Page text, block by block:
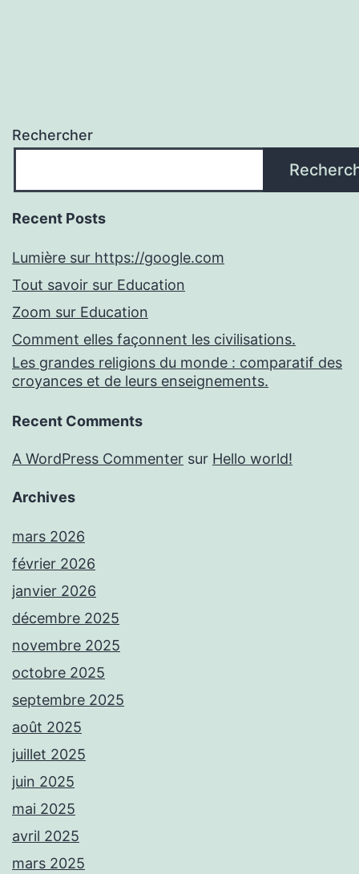
Rechercher
Recent Posts
Lumière sur https://google.com
Tout savoir sur Education
Zoom sur Education
Comment elles façonnent les civilisations.
Les grandes religions du monde : comparatif des
croyances et de leurs enseignements.
Recent Comments
A WordPress Commenter sur Hello world!
Archives
mars 2026
février 2026
janvier 2026
décembre 2025
novembre 2025
octobre 2025
septembre 2025
août 2025
juillet 2025
juin 2025
mai 2025
avril 2025
mars 2025